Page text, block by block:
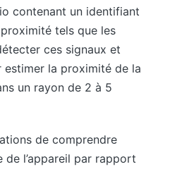
contenant un identifiant
tels que les
ces signaux et
estimer la proximité de la
un rayon de 2 à 5
de comprendre
de l’appareil par rapport